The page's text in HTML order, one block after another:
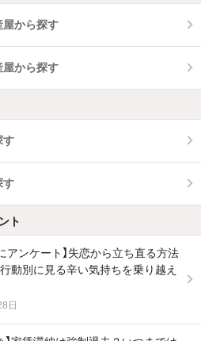
屋から探す
屋から探す
す
す
ト
アンケート】失恋から立ち直る方法
動別に見る辛い気持ちを乗り越え
日